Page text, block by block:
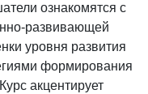
ознакомятся с
развивающей
уровня развития
формирования
акцентирует